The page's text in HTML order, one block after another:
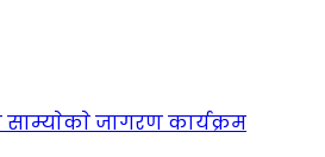
जागरण कार्यक्रम